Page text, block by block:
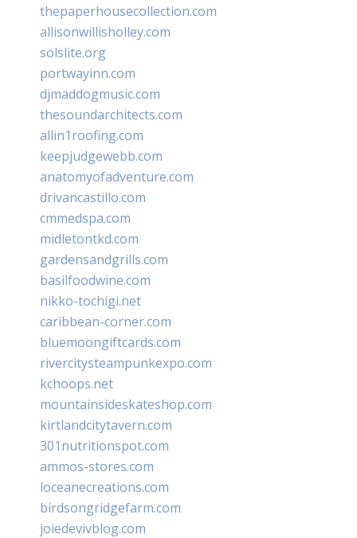
thepaperhousecollection.com
allisonwillisholley.com
solslite.org
portwayinn.com
djmaddogmusic.com
thesoundarchitects.com
allin1roofing.com
keepjudgewebb.com
anatomyofadventure.com
drivancastillo.com
cmmedspa.com
midletontkd.com
gardensandgrills.com
basilfoodwine.com
nikko-tochigi.net
caribbean-corner.com
bluemoongiftcards.com
rivercitysteampunkexpo.com
kchoops.net
mountainsideskateshop.com
kirtlandcitytavern.com
301nutritionspot.com
ammos-stores.com
loceanecreations.com
birdsongridgefarm.com
joiedevivblog.com